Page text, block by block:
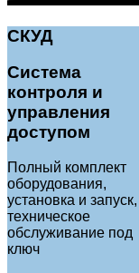
СКУД
Система
контроля и
управления
доступом
Полный комплект
оборудования,
установка и запуск,
техническое
обслуживание под
ключ